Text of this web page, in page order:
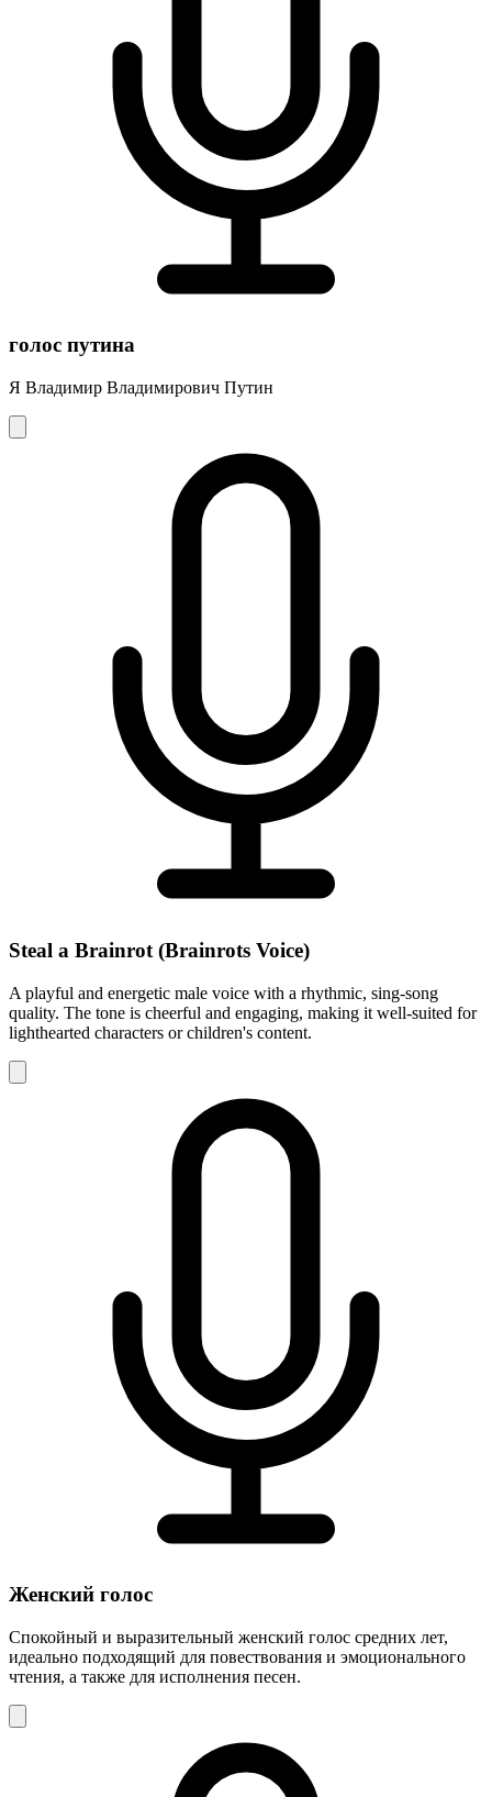
голос путина
Я Владимир Владимирович Путин
Steal a Brainrot (Brainrots Voice)
A playful and energetic male voice with a rhythmic, sing-song
quality. The tone is cheerful and engaging, making it well-suited for
lighthearted characters or children's content.
Женский голос
Спокойный и выразительный женский голос средних лет,
идеально подходящий для повествования и эмоционального
чтения, а также для исполнения песен.